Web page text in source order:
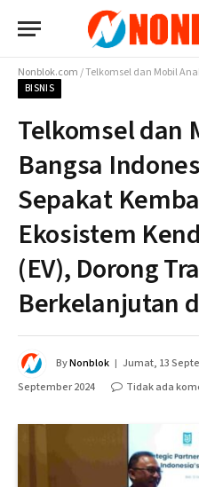
Nonblok.com/Telkomsel dan Mobil Anak Bangsa Indonesia (MAB) Sepakat
BISNIS
Telkomsel dan
Bangsa
Sepakat
Ekosistem
(EV), Dorong
Berkelanjutan
ByNonblok Jumat, 13
September 2024
Tidak ada